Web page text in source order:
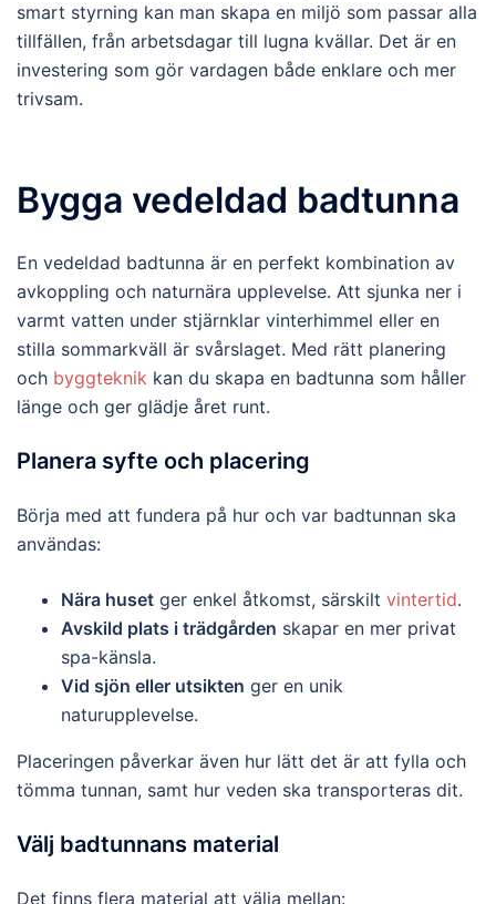
smart styrning kan man skapa en miljö som passar alla
tillfällen, från arbetsdagar till lugna kvällar. Det är en
investering som gör vardagen både enklare och mer
trivsam.
Bygga vedeldad badtunna
En vedeldad badtunna är en perfekt kombination av
avkoppling och naturnära upplevelse. Att sjunka ner i
varmt vatten under stjärnklar vinterhimmel eller en
stilla sommarkväll är svårslaget. Med rätt planering
och byggteknik kan du skapa en badtunna som håller
länge och ger glädje året runt.
Planera syfte och placering
Börja med att fundera på hur och var badtunnan ska
användas:
Nära huset ger enkel åtkomst, särskilt vintertid.
Avskild plats i trädgården skapar en mer privat
spa-känsla.
Vid sjön eller utsikten ger en unik
naturupplevelse.
Placeringen påverkar även hur lätt det är att fylla och
tömma tunnan, samt hur veden ska transporteras dit.
Välj badtunnans material
Det finns flera material att välja mellan: